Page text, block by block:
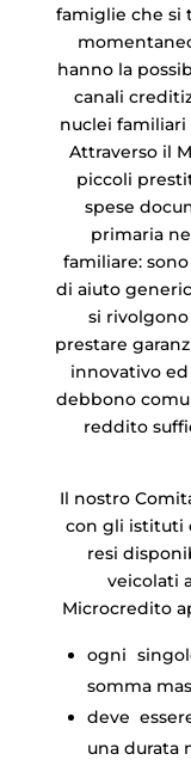
famiglie che si
hanno la
canali
nuclei familiari
Attraverso il
piccoli
spese
primaria
familiare:
di aiuto
si
prestare
innovativo
debbono
reddito
Il nostro
con gli istituti
resi
veicolati
Microcredito
ogni
somma
deve
una durata